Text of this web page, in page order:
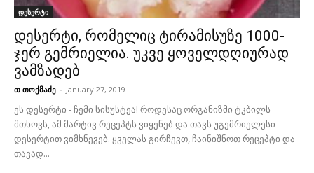
დესერტი
დესერტი, რომელიც ტირამისუზე 1000-
ჯერ გემრიელია. უკვე ყოველდღიურად
ვამზადებ
თ თოქმაძე - January 27, 2019
ეს დესერტი - ჩემი სისუსტეა! როდესაც ორგანიზმი ტკბილს
მთხოვს, ამ მარტივ რეცეპტს ვიყენებ და თავს უგემრიელესი
დესერტით ვიმხნევებ. ყველას გირჩევთ, ჩაინიშნოთ რეცეპტი და
თავად...